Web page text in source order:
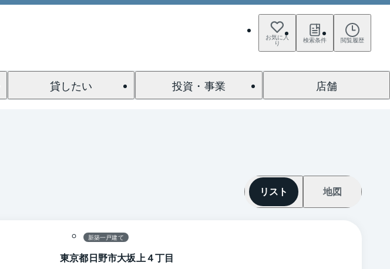
お気に入
り 検索条件 閲覧履歴
貸したい 投資・事業 店舗
リスト 地図
新築一戸建て
東京都日野市大坂上４丁目